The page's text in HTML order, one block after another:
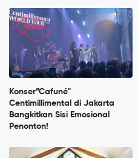
Konser”Cafuné"
Centimillimental di Jakarta
Bangkitkan Sisi Emosional
Penonton!